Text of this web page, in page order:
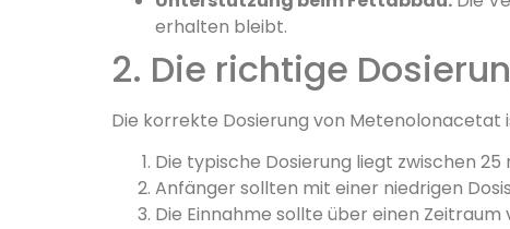
erhalten bleibt.
2. Die richtige
Die korrekte Dosierung von Metenolonacetat
Die typische Dosierung liegt zwischen 25
Anfänger sollten mit einer niedrigen
Die Einnahme sollte über einen